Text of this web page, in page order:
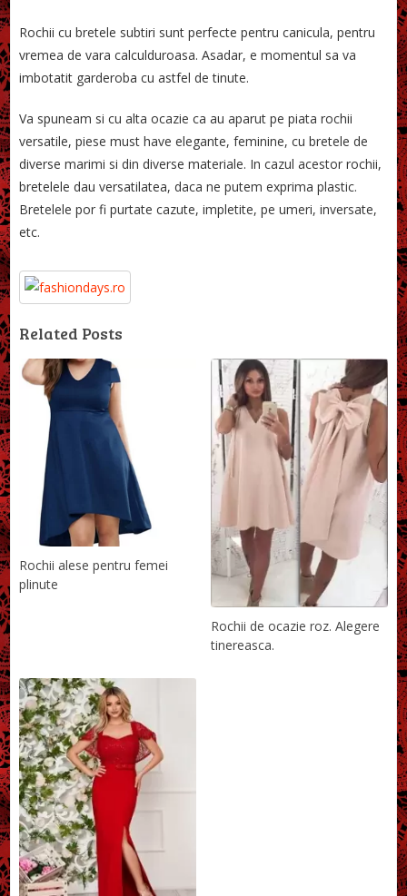
Rochii cu bretele subtiri sunt perfecte pentru canicula, pentru
vremea de vara calculduroasa. Asadar, e momentul sa va
imbotatit garderoba cu astfel de tinute.
Va spuneam si cu alta ocazie ca au aparut pe piata rochii
versatile, piese must have elegante, feminine, cu bretele de
diverse marimi si din diverse materiale. In cazul acestor rochii,
bretelele dau versatilatea, daca ne putem exprima plastic.
Bretelele por fi purtate cazute, impletite, pe umeri, inversate,
etc.
Related Posts
Rochii alese pentru femei
plinute
Rochii de ocazie roz. Alegere
tinereasca.